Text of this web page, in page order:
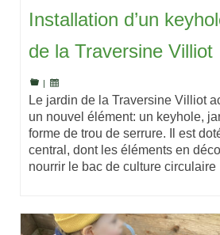
Installation d’un
de la Traversine Villiot
Le jardin de la Traversine Villiot
un nouvel élément: un keyhole,
forme de trou de serrure. Il est
central, dont les éléments en
nourrir le bac de culture